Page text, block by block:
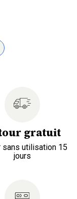
gratuit
sans utilisation 15
jours